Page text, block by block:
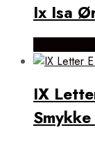
Ix Isa
IX